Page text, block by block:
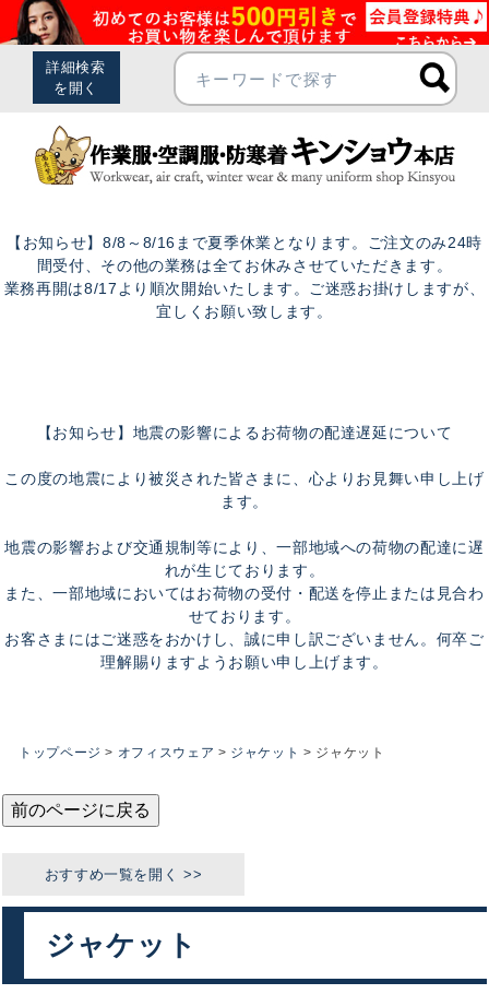
【お知らせ】8/8～8/16まで夏季休業となります。ご注文のみ24時
間受付、その他の業務は全てお休みさせていただきます。
業務再開は8/17より順次開始いたします。ご迷惑お掛けしますが、
宜しくお願い致します。
【お知らせ】地震の影響によるお荷物の配達遅延について
この度の地震により被災された皆さまに、心よりお見舞い申し上げ
ます。
地震の影響および交通規制等により、一部地域への荷物の配達に遅
れが生じております。
また、一部地域においてはお荷物の受付・配送を停止または見合わ
せております。
お客さまにはご迷惑をおかけし、誠に申し訳ございません。何卒ご
理解賜りますようお願い申し上げます。
トップページ オフィスウェア ジャケット ジャケット
前のページに戻る
おすすめカテゴリ
ジャケット